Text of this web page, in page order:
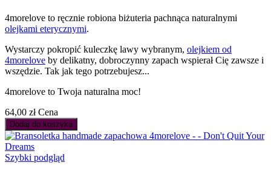
4morelove to ręcznie robiona biżuteria pachnąca naturalnymi
olejkami eterycznymi.
Wystarczy pokropić kuleczkę lawy wybranym, olejkiem od
4morelove by delikatny, dobroczynny zapach wspierał Cię zawsze i
wszędzie. Tak jak tego potrzebujesz...
4morelove to Twoja naturalna moc!
64,00 zł Cena
Dodaj do koszyka
Szybki podgląd